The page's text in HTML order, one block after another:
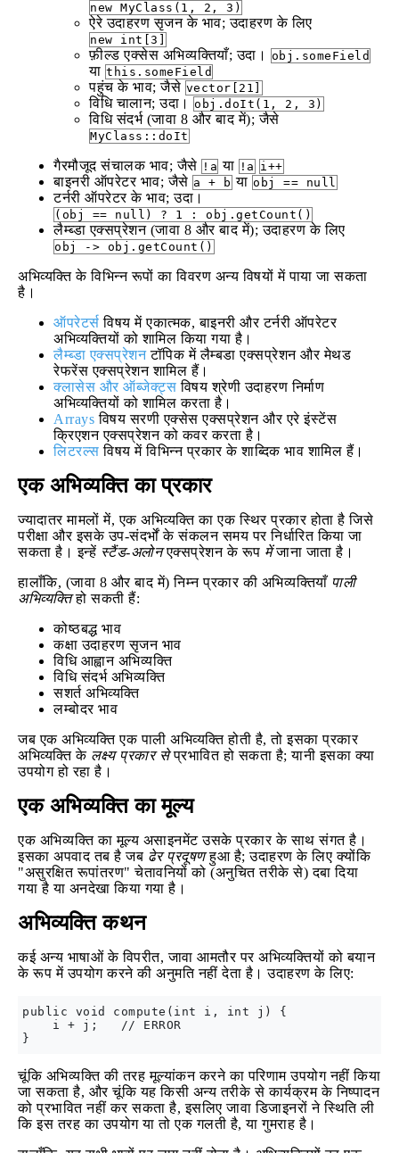
new MyClass(1, 2, 3)
ऐरे उदाहरण सृजन के भाव; उदाहरण के लिए
new int[3]
फ़ील्ड एक्सेस अभिव्यक्तियाँ; उदा। obj.someField
या this.someField
पहुंच के भाव; जैसे vector[21]
विधि चालान; उदा। obj.doIt(1, 2, 3)
विधि संदर्भ (जावा 8 और बाद में); जैसे
MyClass::doIt
गैरमौजूद संचालक भाव; जैसे !a या !a i++
बाइनरी ऑपरेटर भाव; जैसे a + b या obj == null
टर्नरी ऑपरेटर के भाव; उदा।
(obj == null) ? 1 : obj.getCount()
लैम्ब्डा एक्सप्रेशन (जावा 8 और बाद में); उदाहरण के लिए
obj -> obj.getCount()
अभिव्यक्ति के विभिन्न रूपों का विवरण अन्य विषयों में पाया जा सकता
है।
ऑपरेटर्स विषय में एकात्मक, बाइनरी और टर्नरी ऑपरेटर
अभिव्यक्तियों को शामिल किया गया है।
लैम्ब्डा एक्सप्रेशनटॉपिक में लैम्बडा एक्सप्रेशन और मेथड
रेफरेंस एक्सप्रेशन शामिल हैं।
क्लासेस और ऑब्जेक्ट्स विषय श्रेणी उदाहरण निर्माण
अभिव्यक्तियों को शामिल करता है।
Arrays विषय सरणी एक्सेस एक्सप्रेशन और एरे इंस्टेंस
क्रिएशन एक्सप्रेशन को कवर करता है।
लिटरल्स विषय में विभिन्न प्रकार के शाब्दिक भाव शामिल हैं।
एक अभिव्यक्ति का प्रकार
ज्यादातर मामलों में, एक अभिव्यक्ति का एक स्थिर प्रकार होता है जिसे
परीक्षा और इसके उप-संदर्भों के संकलन समय पर निर्धारित किया जा
सकता है। इन्हें स्टैंड-अलोनएक्सप्रेशन के रूप मेंजाना जाता है।
हालाँकि, (जावा 8 और बाद में) निम्न प्रकार की अभिव्यक्तियाँ पाली
अभिव्यक्तिहो सकती हैं:
कोष्ठबद्ध भाव
कक्षा उदाहरण सृजन भाव
विधि आह्वान अभिव्यक्ति
विधि संदर्भ अभिव्यक्ति
सशर्त अभिव्यक्ति
लम्बोदर भाव
जब एक अभिव्यक्ति एक पाली अभिव्यक्ति होती है, तो इसका प्रकार
अभिव्यक्ति के लक्ष्य प्रकार सेप्रभावित हो सकता है; यानी इसका क्या
उपयोग हो रहा है।
एक अभिव्यक्ति का मूल्य
एक अभिव्यक्ति का मूल्य असाइनमेंट उसके प्रकार के साथ संगत है।
इसका अपवाद तब है जब ढेर प्रदूषणहुआ है; उदाहरण के लिए क्योंकि
"असुरक्षित रूपांतरण" चेतावनियों को (अनुचित तरीके से) दबा दिया
गया है या अनदेखा किया गया है।
अभिव्यक्ति कथन
कई अन्य भाषाओं के विपरीत, जावा आमतौर पर अभिव्यक्तियों को बयान
के रूप में उपयोग करने की अनुमति नहीं देता है। उदाहरण के लिए:
public void compute(int i, int j) {
    i + j;   // ERROR
चूंकि अभिव्यक्ति की तरह मूल्यांकन करने का परिणाम उपयोग नहीं किया
जा सकता है, और चूंकि यह किसी अन्य तरीके से कार्यक्रम के निष्पादन
को प्रभावित नहीं कर सकता है, इसलिए जावा डिजाइनरों ने स्थिति ली
कि इस तरह का उपयोग या तो एक गलती है, या गुमराह है।